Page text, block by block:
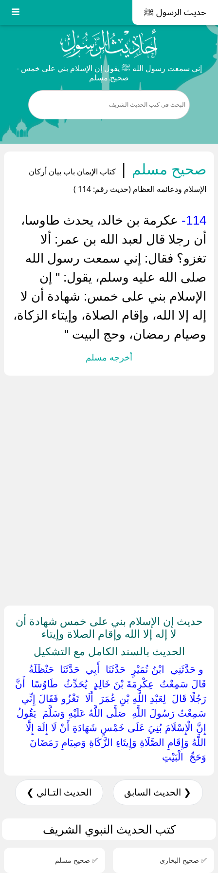
حديث الرسول ﷺ
إني سمعت رسول الله ﷺ يقول إن الإسلام بني على خمس -
صحيح مسلم
صحيح مسلم |
كتاب الإيمان باب بيان أركان
الإسلام ودعائمه العظام (حديث رقم: 114 )
114-
عكرمة بن خالد، يحدث طاوسا،
أن رجلا قال لعبد الله بن عمر: ألا
تغزو؟ فقال: إني سمعت رسول الله
صلى الله عليه وسلم، يقول: " إن
الإسلام بني على خمس: شهادة أن لا
إله إلا الله، وإقام الصلاة، وإيتاء الزكاة،
وصيام رمضان، وحج البيت "
أخرجه مسلم
حديث إن الإسلام بني على خمس شهادة أن
لا إله إلا الله وإقام الصلاة وإيتاء
الحديث بالسند الكامل مع التشكيل
‏ ‏و حَدَّثَنِي ‏ ‏ابْنُ نُمَيْرٍ ‏ ‏حَدَّثَنَا ‏ ‏أَبِي ‏ ‏حَدَّثَنَا ‏ ‏حَنْظَلَةُ ‏
‏قَالَ سَمِعْتُ ‏ ‏عِكْرِمَةَ بْنَ خَالِدٍ ‏ ‏يُحَدِّثُ ‏ ‏طَاوُسًا ‏ ‏أَنَّ
رَجُلًا قَالَ ‏ ‏لِعَبْدِ اللَّهِ بْنِ عُمَرَ ‏ ‏أَلَا ‏ ‏تَغْزُو فَقَالَ إِنِّي
سَمِعْتُ رَسُولَ اللَّهِ ‏ ‏صَلَّى اللَّهُ عَلَيْهِ وَسَلَّمَ ‏ ‏يَقُولُ ‏
‏إِنَّ الْإِسْلَامَ بُنِيَ عَلَى خَمْسٍ شَهَادَةِ أَنْ لَا إِلَهَ إِلَّا
اللَّهُ وَإِقَامِ الصَّلَاةِ وَإِيتَاءِ الزَّكَاةِ وَصِيَامِ رَمَضَانَ
وَحَجِّ ‏ ‏الْبَيْتِ ‏
❮ الحديث السابق الحديث التـالي ❯
كتب الحديث النبوي الشريف
✅ صحيح البخاري ✅ صحيح مسلم